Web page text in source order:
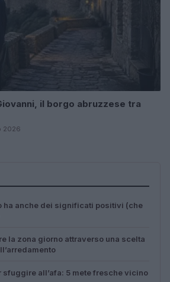
il borgo abruzzese tra
2026
ha anche dei significati positivi (che
la zona giorno attraverso una scelta
sfuggire all’afa: 5 mete fresche vicino